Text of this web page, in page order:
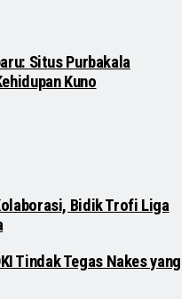
Situs Purbakala
Kuno
Bidik Trofi Liga
Tindak Tegas Nakes yang